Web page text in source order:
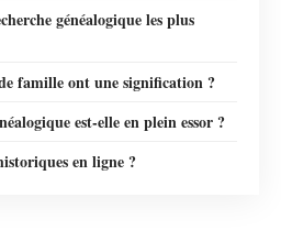
généalogique les plus
famille ont une signification ?
est-elle en plein essor ?
en ligne ?